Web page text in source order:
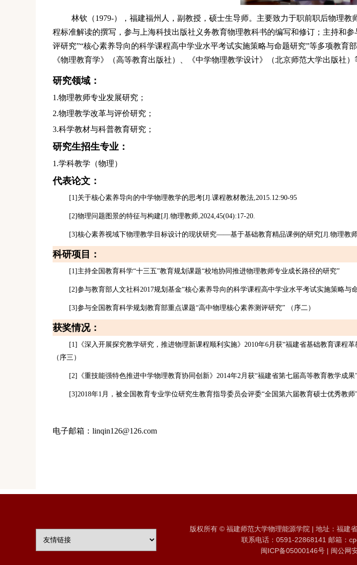
林钦 （1979-），福建福州人 ，副教授，硕士生导师。 主要致力于职前职后物理教
程标准解读的撰写，参与上海科技出版社义务教育物理教科书的编写和修订；主持和参
评研究”“核心素养导向的科学课程高中学业水平考试实施策略与命题研究”等多项教育
《物理教育学》（高等教育出版社）、《中学物理教学设计》（北京师范大学出版社）
研究领域：
1.物理教师专业发展研究 ；
2.物理教学改革与评价研究；
3.科学教材与科普教育研究；
研究生招生专业：
1.学科教学（物理）
代表论文：
[1] 关于核心素养导向的中学物理教学的思考[J].课程教材教法,2015.12:90-95
[2]物理问题图景的特征与构建 [J].物理教师,2024,45(04):17-20.
[3]核心素养视域下物理教学目标设计的现状研究——基于基础教育精品课例的研究[J].物理教师
科研项目 ：
[1] 主持全国教育科学“十三五”教育规划课题“校地协同推进物理教师专业成长路径的研究”
[2]参与教育部人文社科2017规划基金“核心素养导向的科学课程高中学业水平考试实施策略与
[3]参与全国教育科学规划教育部重点课题“高中物理核心素养测评研究” （序二）
获奖情况：
[1] 《深入开展探究教学研究，推进物理新课程顺利实施》 2010年6月获“福建省基础教育课程革
（序三）
[2] 《重技能强特色推进中学物理教育协同创新》 2014年2月获“福建省第七届高等教育教学成果
[3]2018年1 月，被全国教育专业学位研究生教育指导委员会评委“全国第六届教育硕士优秀教师”
电子邮箱： linqin126@126.com
版权所有 © 福建师范大学物理能源学院 | 地址：福建
联系电话：0591-22868141 邮箱：
闽ICP备05000146号 | 闽公网